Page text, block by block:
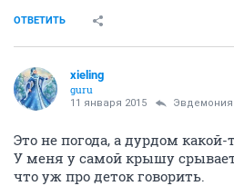
ОТВЕТИТЬ
xieling
guru
11 января 2015 Эвдемония
Это не погода, а дурдом какой-
У меня у самой крышу
что уж про деток говорить.